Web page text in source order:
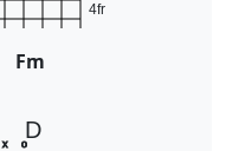
4fr
Fm
D
x o